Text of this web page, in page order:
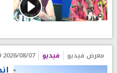
معرض فيديو فيديو 2026/08/07 20:19